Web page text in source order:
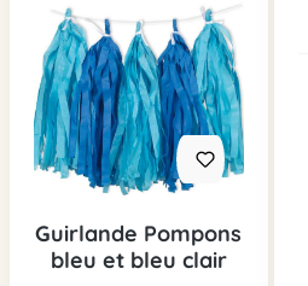
Guirlande Pompons
bleu et bleu clair